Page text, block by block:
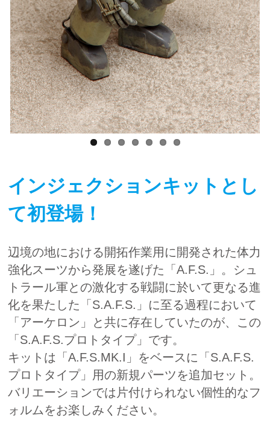
インジェクションキットとし
て初登場！
辺境の地における開拓作業用に開発された体力
強化スーツから発展を遂げた「A.F.S.」。シュ
トラール軍との激化する戦闘に於いて更なる進
化を果たした「S.A.F.S.」に至る過程において
「アーケロン」と共に存在していたのが、この
「S.A.F.S.プロトタイプ」です。
キットは「A.F.S.MK.I」をベースに「S.A.F.S.
プロトタイプ」用の新規パーツを追加セット。
バリエーションでは片付けられない個性的なフ
ォルムをお楽しみください。